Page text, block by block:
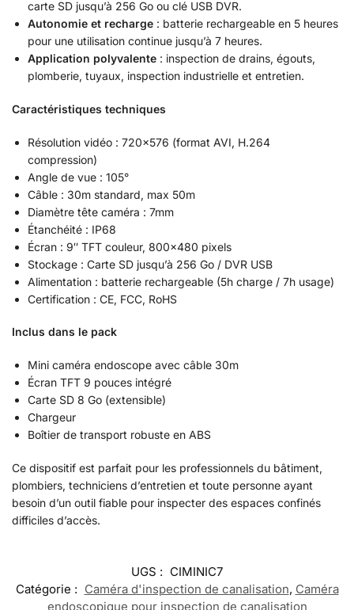
carte SD jusqu’à 256 Go ou clé USB DVR.
Autonomie et recharge : batterie rechargeable en 5 heures
pour une utilisation continue jusqu’à 7 heures.
Application polyvalente : inspection de drains, égouts,
plomberie, tuyaux, inspection industrielle et entretien.
Caractéristiques techniques
Résolution vidéo : 720×576 (format AVI, H.264
compression)
Angle de vue : 105°
Câble : 30m standard, max 50m
Diamètre tête caméra : 7mm
Étanchéité : IP68
Écran : 9″ TFT couleur, 800×480 pixels
Stockage : Carte SD jusqu’à 256 Go / DVR USB
Alimentation : batterie rechargeable (5h charge / 7h usage)
Certification : CE, FCC, RoHS
Inclus dans le pack
Mini caméra endoscope avec câble 30m
Écran TFT 9 pouces intégré
Carte SD 8 Go (extensible)
Chargeur
Boîtier de transport robuste en ABS
Ce dispositif est parfait pour les professionnels du bâtiment,
plombiers, techniciens d’entretien et toute personne ayant
besoin d’un outil fiable pour inspecter des espaces confinés
difficiles d’accès.
UGS : CIMINIC7
Catégorie : Caméra d'inspection de canalisation, Caméra
endoscopique pour inspection de canalisation